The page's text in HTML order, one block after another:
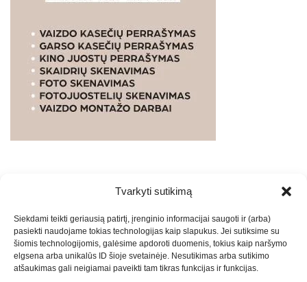
Tvarkyti sutikimą
Siekdami teikti geriausią patirtį, įrenginio informacijai saugoti ir (arba)
pasiekti naudojame tokias technologijas kaip slapukus. Jei sutiksime su
šiomis technologijomis, galėsime apdoroti duomenis, tokius kaip naršymo
elgsena arba unikalūs ID šioje svetainėje. Nesutikimas arba sutikimo
atšaukimas gali neigiamai paveikti tam tikras funkcijas ir funkcijas.
PASLAUGOS. SEO tekstų rašymas, turinio kūrimas,
straipsnių rašymas ir talpinimas į mūsų valdomas
svetaines.2026Armijai.LTTheme: Express News ByAdore
Themes.